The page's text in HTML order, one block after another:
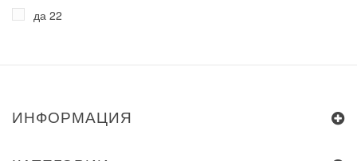
да 22
ИНФОРМАЦИЯ